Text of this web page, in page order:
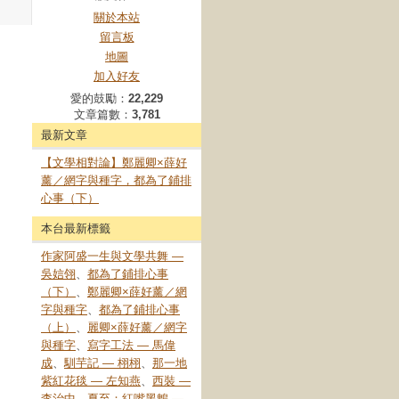
關於本站
留言板
地圖
加入好友
愛的鼓勵： 22,229
文章篇數： 3,781
最新文章
【文學相對論】鄭麗卿×薛好
薰／網字與種字，都為了鋪排
心事（下）
本台最新標籤
作家阿盛一生與文學共舞 —
吳娮翎、 都為了鋪排心事
（下） 、 鄭麗卿×薛好薰／網
字與種字、 都為了鋪排心事
（上） 、 麗卿×薛好薰／網字
與種字、 寫字工法 — 馬偉
成、馴芋記 — 栩栩、 那一地
紫紅花毯 — 左知燕、 西裝 —